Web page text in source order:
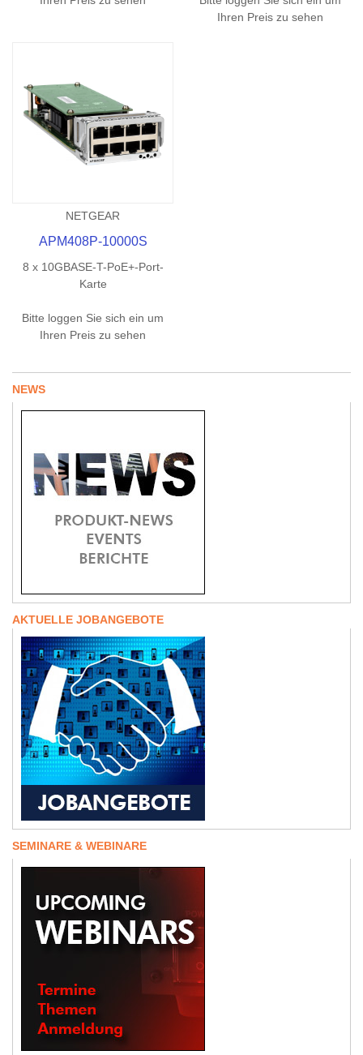
Ihren Preis zu sehen
NETGEAR
APM408P-10000S
8 x 10GBASE-T-PoE+-Port-
Karte
Bitte loggen Sie sich ein um
Ihren Preis zu sehen
NEWS
AKTUELLE JOBANGEBOTE
SEMINARE & WEBINARE